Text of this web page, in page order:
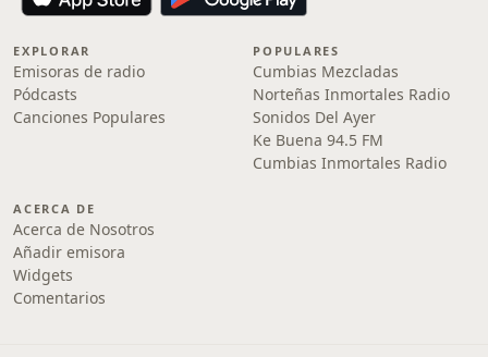
EXPLORAR
Emisoras de radio
Pódcasts
Canciones Populares
POPULARES
Cumbias Mezcladas
Norteñas Inmortales Radio
Sonidos Del Ayer
Ke Buena 94.5 FM
Cumbias Inmortales Radio
ACERCA DE
Acerca de Nosotros
Añadir emisora
Widgets
Comentarios